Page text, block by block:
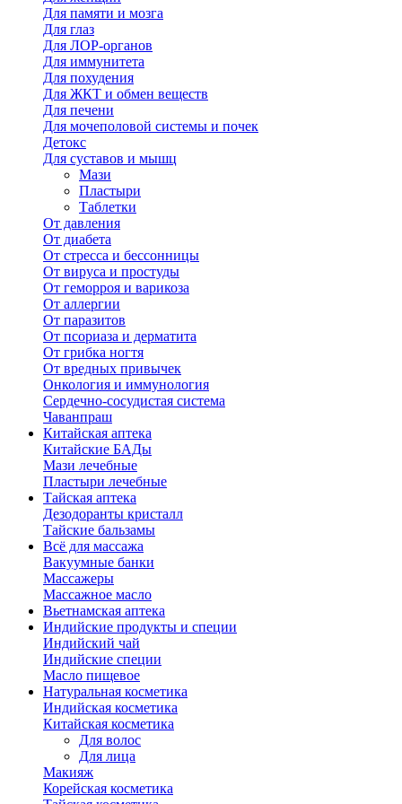
Для памяти и мозга
Для глаз
Для ЛОР-органов
Для иммунитета
Для похудения
Для ЖКТ и обмен веществ
Для печени
Для мочеполовой системы и почек
Детокс
Для суставов и мышц
Мази
Пластыри
Таблетки
От давления
От диабета
От стресса и бессонницы
От вируса и простуды
От геморроя и варикоза
От аллергии
От паразитов
От псориаза и дерматита
От грибка ногтя
От вредных привычек
Онкология и иммунология
Сердечно-сосудистая система
Чаванпраш
Китайская аптека
Китайские БАДы
Мази лечебные
Пластыри лечебные
Тайская аптека
Дезодоранты кристалл
Тайские бальзамы
Всё для массажа
Вакуумные банки
Массажеры
Массажное масло
Вьетнамская аптека
Индийские продукты и специи
Индийский чай
Индийские специи
Масло пищевое
Натуральная косметика
Индийская косметика
Китайская косметика
Для волос
Для лица
Макияж
Корейская косметика